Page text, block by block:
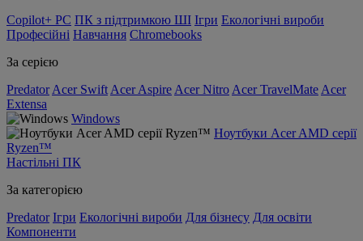
Copilot+ PC ПК з підтримкою ШІ Ігри Екологічні вироби
Професійні Навчання Chromebooks
За серією
Predator Acer Swift Acer Aspire Acer Nitro Acer TravelMate Acer
Extensa
Windows
Ноутбуки Acer AMD серії
Ryzen™
Настільні ПК
За категорією
Predator Ігри Екологічні вироби Для бізнесу Для освіти
Компоненти